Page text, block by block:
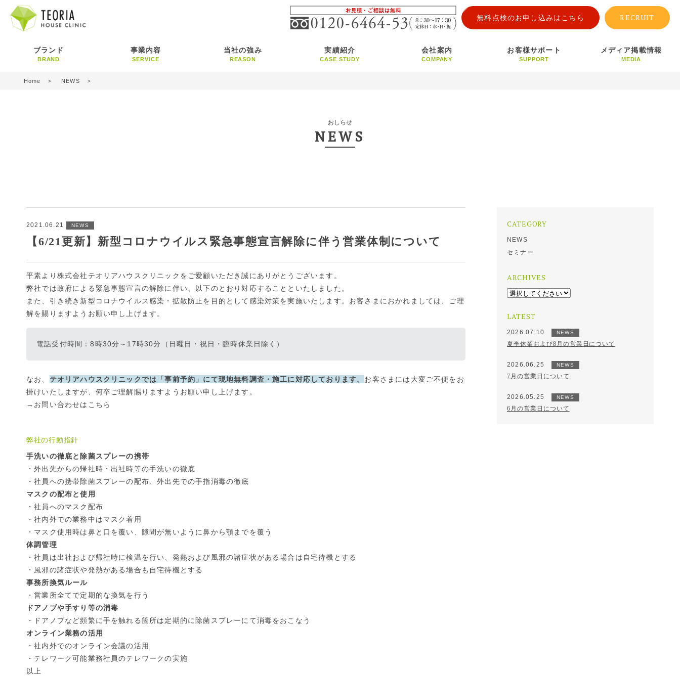
無料点検のお申し込みはこちら RECRUIT
ブランド
BRAND
事業内容
SERVICE
当社の強み
REASON
実績紹介
CASE STUDY
会社案内
COMPANY
お客様サポート
SUPPORT
メディア掲載情報
MEDIA
Home NEWS
おしらせ
NEWS
2021.06.21 NEWS
【6/21更新】新型コロナウイルス緊急事態宣言解除に伴う営業体制について
平素より株式会社テオリアハウスクリニックをご愛顧いただき誠にありがとうございます。
弊社では政府による緊急事態宣言の解除に伴い、以下のとおり対応することといたしました。
また、引き続き新型コロナウイルス感染・拡散防止を目的として感染対策を実施いたします。お客さまにおかれましては、ご理
解を賜りますようお願い申し上げます。
電話受付時間：8時30分～17時30分（日曜日・祝日・臨時休業日除く）
なお、 テオリアハウスクリニックでは「事前予約」にて現地無料調査・施工に対応しております。 お客さまには大変ご不便をお
掛けいたしますが、何卒ご理解賜りますようお願い申し上げます。
→ お問い合わせはこちら
弊社の行動指針
手洗いの徹底と除菌スプレーの携帯
・外出先からの帰社時・出社時等の手洗いの徹底
・社員への携帯除菌スプレーの配布、外出先での手指消毒の徹底
マスクの配布と使用
・社員へのマスク配布
・社内外での業務中はマスク着用
・マスク使用時は鼻と口を覆い、隙間が無いように鼻から顎までを覆う
体調管理
・社員は出社および帰社時に検温を行い、発熱および風邪の諸症状がある場合は自宅待機とする
・風邪の諸症状や発熱がある場合も自宅待機とする
事務所換気ルール
・営業所全てで定期的な換気を行う
ドアノブや手すり等の消毒
・ドアノブなど頻繁に手を触れる箇所は定期的に除菌スプレーにて消毒をおこなう
オンライン業務の活用
・社内外でのオンライン会議の活用
・テレワーク可能業務社員のテレワークの実施
以上
CATEGORY
NEWS
セミナー
ARCHIVES
LATEST
2026.07.10 NEWS
夏季休業および8月の営業日について
2026.06.25 NEWS
7月の営業日について
2026.05.25 NEWS
6月の営業日について